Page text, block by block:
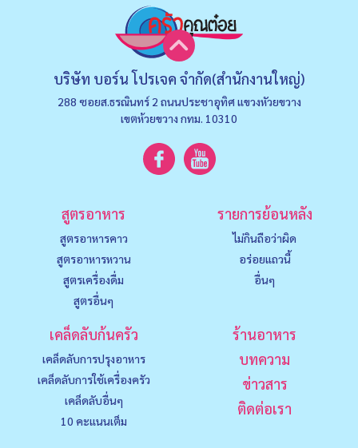
บริษัท บอร์น โปรเจค จำกัด(สำนักงานใหญ่)
288 ซอยส.ธรณินทร์ 2 ถนนประชาอุทิศ แขวงหัวยขวาง
เขตห้วยขวาง กทม. 10310
สูตรอาหาร
สูตรอาหารคาว
สูตรอาหารหวาน
สูตรเครื่องดื่ม
สูตรอื่นๆ
รายการย้อนหลัง
ไม่กินถือว่าผิด
อร่อยแถวนี้
อื่นๆ
เคล็ดลับก้นครัว
เคล็ดลับการปรุงอาหาร
เคล็ดลับการใช้เครื่องครัว
เคล็ดลับอื่นๆ
10 คะแนนเต็ม
ร้านอาหาร
บทความ
ข่าวสาร
ติดต่อเรา